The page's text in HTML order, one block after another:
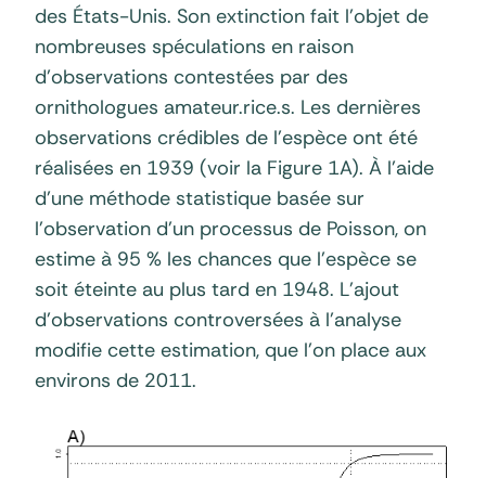
des États-Unis. Son extinction fait l’objet de
nombreuses spéculations en raison
d’observations contestées par des
ornithologues amateur.rice.s. Les dernières
observations crédibles de l’espèce ont été
réalisées en 1939 (voir la Figure 1A). À l’aide
d’une méthode statistique basée sur
l’observation d’un processus de Poisson, on
estime à 95 % les chances que l’espèce se
soit éteinte au plus tard en 1948. L’ajout
d’observations controversées à l’analyse
modifie cette estimation, que l’on place aux
environs de 2011.